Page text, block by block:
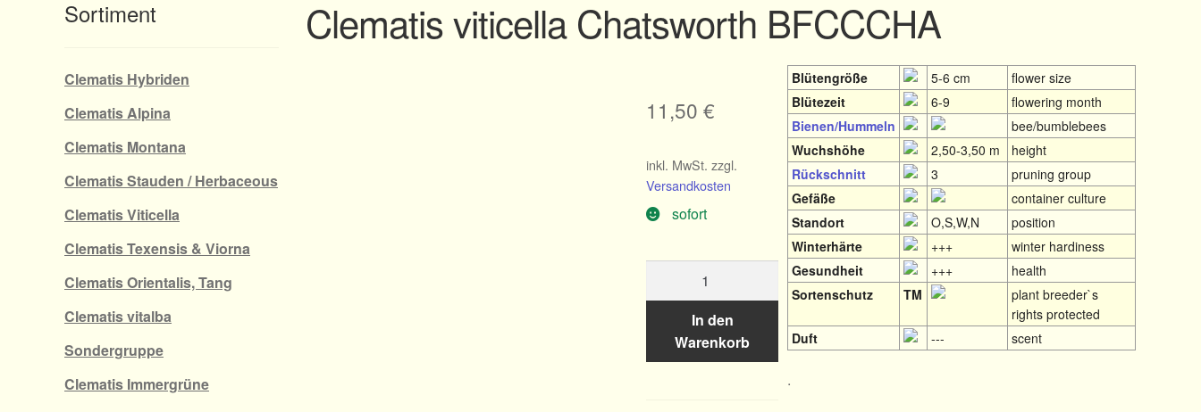
Clematis viticella Chatsworth BFCCCHA
11,50€
inkl. MwSt. zzgl.
Versandkosten
sofort
Chatsworth
BFCCCHA
Menge
In den
Warenkorb
Blütengröße 5-6 cm
flower size
Blütezeit
6-9
flowering month
Bienen/Hummeln
bee/bumblebees
Wuchshöhe
2,50-3,50 m
height
Rückschnitt
3
pruning group
Gefäße
container culture
Standort
O,S,W,N
position
Winterhärte
+++
winter hardiness
Gesundheit
+++
health
Sortenschutz
TM
plant breeder`s
rights protected
Duft
--- scent
.
Sortiment
Clematis Hybriden
Clematis Alpina
Clematis Montana
Clematis Stauden / Herbaceous
Clematis Viticella
Clematis Texensis & Viorna
Clematis Orientalis, Tang
Clematis vitalba
Sondergruppe
Clematis Immergrüne